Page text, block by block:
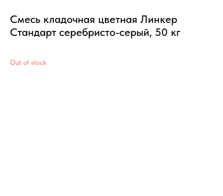
Смесь кладочная цветная Линкер
Стандарт серебристо-серый, 50 кг
Out of stock